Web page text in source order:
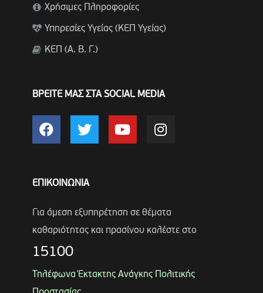
Χρήσιμες Πληροφορίες
Υπηρεσίες Υγείας (ΚΕΠ Υγείας)
ΚΕΠ (Α. Β. Γ.)
ΒΡΕΙΤΕ ΜΑΣ ΣΤΑ SOCIAL MEDIA
ΕΠΙΚΟΙΝΩΝΙΑ
Για άμεση εξυπηρέτηση σε θέματα
καθαριότητας και πρασίνου καλέστε στο
15100
Τηλέφωνα Έκτακτης Ανάγκης Πολιτικής